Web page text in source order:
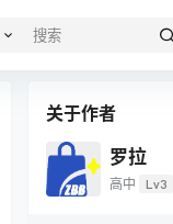
关于作者
罗拉
高中 Lv3